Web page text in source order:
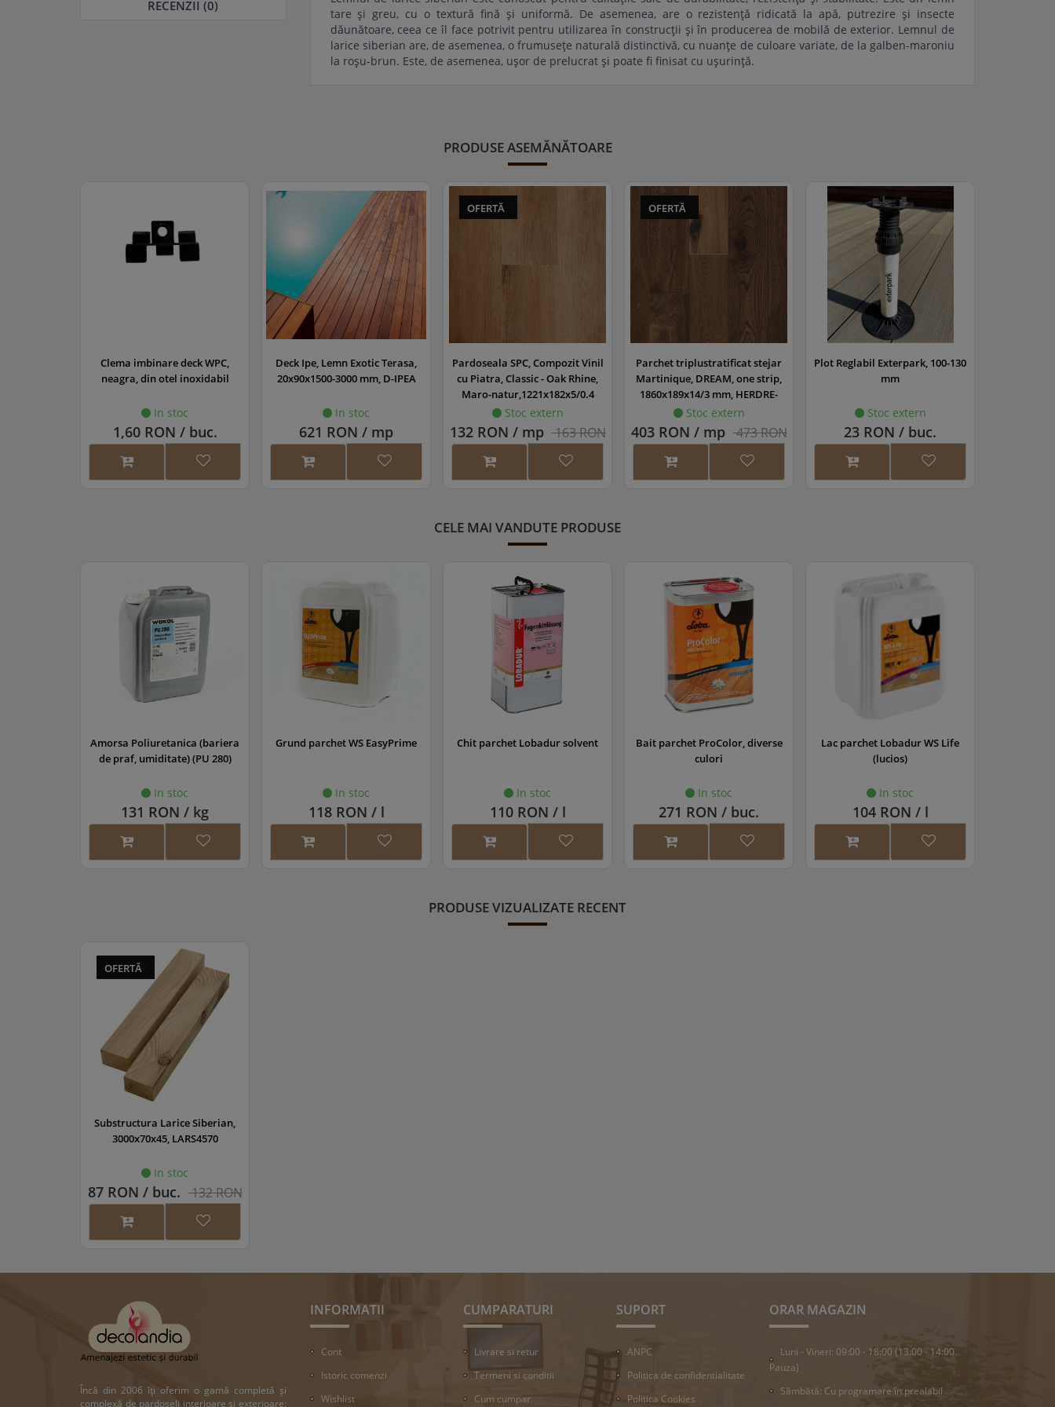
RECENZII (0)
tare și greu, cu o textură fină și uniformă. De asemenea, are o rezistență ridicată la apă, putrezire și insecte
dăunătoare, ceea ce îl face potrivit pentru utilizarea în construcții și în producerea de mobilă de exterior. Lemnul de
larice siberian are, de asemenea, o frumusețe naturală distinctivă, cu nuanțe de culoare variate, de la galben-maroniu
la roșu-brun. Este, de asemenea, ușor de prelucrat și poate fi finisat cu ușurință.
PRODUSE ASEMĂNĂTOARE
Clema imbinare deck WPC,
neagra, din otel inoxidabil
In stoc
1,60 RON / buc.
Deck Ipe, Lemn Exotic Terasa,
20x90x1500-3000 mm, D-IPEA
In stoc
621 RON / mp
OFERTĂ
Pardoseala SPC, Compozit Vinil
cu Piatra, Classic - Oak Rhine,
Maro-natur,1221x182x5/0.4
mm, WINCLP-1100/0
Stoc extern
132 RON / mp 163 RON
OFERTĂ
Parchet triplustratificat stejar
Martinique, DREAM, one strip,
1860x189x14/3 mm, HERDRE-
MAR010
Stoc extern
403 RON / mp 473 RON
Plot Reglabil Exterpark, 100-130
mm
Stoc extern
23 RON / buc.
CELE MAI VANDUTE PRODUSE
Amorsa Poliuretanica (bariera
de praf, umiditate) (PU 280)
In stoc
131 RON / kg
Grund parchet WS EasyPrime
In stoc
118 RON / l
Chit parchet Lobadur solvent
In stoc
110 RON / l
Bait parchet ProColor, diverse
culori
In stoc
271 RON / buc.
Lac parchet Lobadur WS Life
(lucios)
In stoc
104 RON / l
PRODUSE VIZUALIZATE RECENT
OFERTĂ
Substructura Larice Siberian,
3000x70x45, LARS4570
In stoc
87 RON / buc. 132 RON
Încă din 2006 îți oferim o gamă completă și
complexă de pardoseli interioare și exterioare:
INFORMATII
Cont
Istoric comenzi
Wishlist
CUMPARATURI
Livrare si retur
Termeni si conditii
Cum cumpar
SUPORT
ANPC
Politica de confidentialitate
Politica Cookies
ORAR MAGAZIN
Luni - Vineri: 09:00 - 18:00 (13:00 - 14:00
Pauza)
Sâmbătă: Cu programare în prealabil